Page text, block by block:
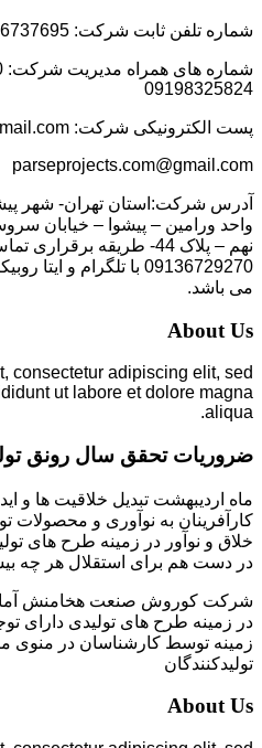
شماره تلفن ثابت شرکت: 02136737695
09198325824
پست الکترونیکی شرکت: amin.hosein@gmail.com
parseprojects.com@gmail.com
آدرس شرکت:استان تهران- شهر
واحد ورامین – پیشوا – خیابان
نهم – پلاک 44- طریقه
09136729270 با تلگرام
می باشد.
About Us
consectetur adipiscing elit, sed
ut labore et dolore magna
aliqua.
ضروریات تحقق سال رونق
ماه اردیبهشت تبدیل خلاقیت ها و
کارآفرینان به نوآوری و محصولات
خلاق و نوآور در زمینه طرح های
در دست هم برای استقلال هر چه
شرکت کوروش صنعت هخامنش
در زمینه طرح های تولیدی دارای
زمینه توسط کارشناسان در منوی
تولیدکنندگان
About Us